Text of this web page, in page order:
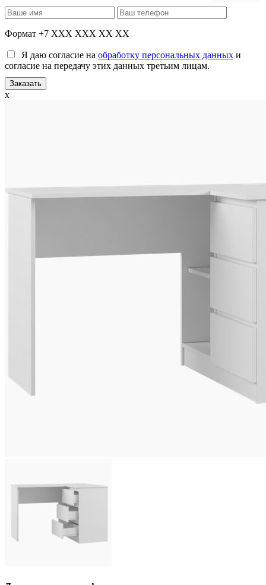
Формат +7 XXX XXX XX XX
Я даю согласие на обработку персональных данных и
согласие на передачу этих данных третьим лицам.
x